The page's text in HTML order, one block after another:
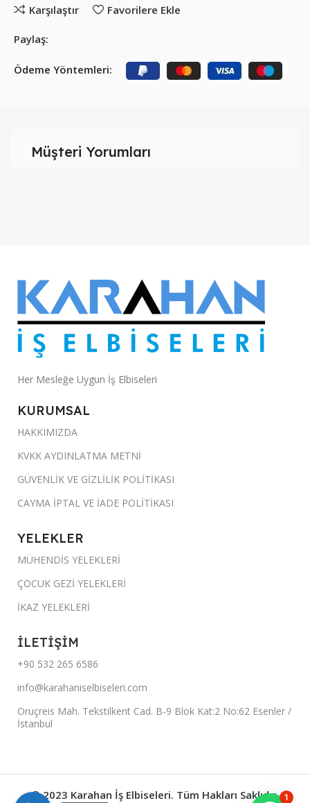
Karşılaştır Favorilere Ekle
Paylaş:
Ödeme Yöntemleri:
Müşteri Yorumları
Her Mesleğe Uygun İş Elbiseleri
KURUMSAL
HAKKIMIZDA
KVKK AYDINLATMA METNİ
GÜVENLİK VE GİZLİLİK POLİTİKASI
CAYMA İPTAL VE İADE POLİTİKASI
YELEKLER
MÜHENDİS YELEKLERİ
ÇOCUK GEZİ YELEKLERİ
İKAZ YELEKLERİ
İLETİŞİM
+90 532 265 6586
info@karahaniselbiseleri.com
Oruçreis Mah. Tekstilkent Cad. B-9 Blok Kat:2 No:62 Esenler /
İstanbul
© 2023 Karahan İş Elbiseleri. Tüm Hakları Saklıdır. 1